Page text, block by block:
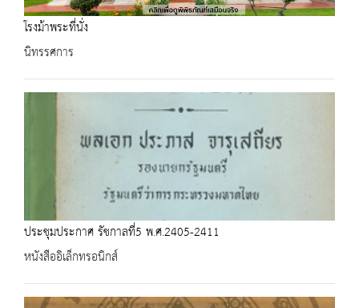
โรงม้าพระที่นั่ง
นิทรรศการ
ประชุมประกาศ รัชกาลที่5 พ.ศ.2405-2411
หนังสืออิเล็กทรอนิกส์